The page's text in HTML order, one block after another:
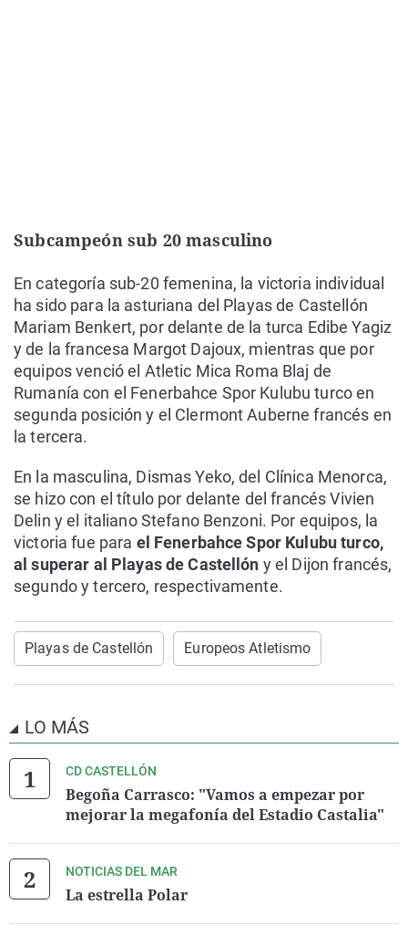
Subcampeón sub 20 masculino
En categoría sub-20 femenina, la victoria individual
ha sido para la asturiana del Playas de Castellón
Mariam Benkert, por delante de la turca Edibe Yagiz
y de la francesa Margot Dajoux, mientras que por
equipos venció el Atletic Mica Roma Blaj de
Rumanía con el Fenerbahce Spor Kulubu turco en
segunda posición y el Clermont Auberne francés en
la tercera.
En la masculina, Dismas Yeko, del Clínica Menorca,
se hizo con el título por delante del francés Vivien
Delin y el italiano Stefano Benzoni. Por equipos, la
victoria fue para el Fenerbahce Spor Kulubu turco,
al superar al Playas de Castellón y el Dijon francés,
segundo y tercero, respectivamente.
Playas de Castellón Europeos Atletismo
LO MÁS
CD CASTELLÓN
Begoña Carrasco: "Vamos a empezar por
mejorar la megafonía del Estadio Castalia"
NOTICIAS DEL MAR
La estrella Polar